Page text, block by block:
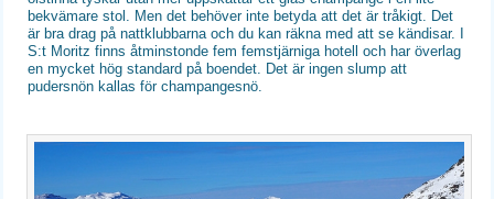
bekvämare stol. Men det behöver inte betyda att det är tråkigt. Det
är bra drag på nattklubbarna och du kan räkna med att se kändisar. I
S:t Moritz finns åtminstonde fem femstjärniga hotell och har överlag
en mycket hög standard på boendet. Det är ingen slump att
pudersnön kallas för champangesnö.